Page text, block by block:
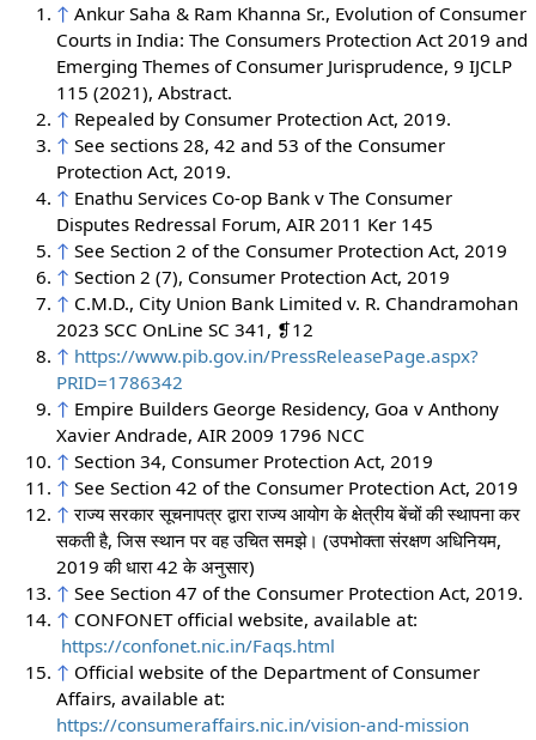
↑ Ankur Saha & Ram Khanna Sr., Evolution of Consumer
Courts in India: The Consumers Protection Act 2019 and
Emerging Themes of Consumer Jurisprudence, 9 IJCLP
115 (2021), Abstract.
↑ Repealed by Consumer Protection Act, 2019.
↑ See sections 28, 42 and 53 of the Consumer
Protection Act, 2019.
↑ Enathu Services Co-op Bank v The Consumer
Disputes Redressal Forum, AIR 2011 Ker 145
↑ See Section 2 of the Consumer Protection Act, 2019
↑ Section 2 (7), Consumer Protection Act, 2019
↑ C.M.D., City Union Bank Limited v. R. Chandramohan
2023 SCC OnLine SC 341, ❡12
↑ https://www.pib.gov.in/PressReleasePage.aspx?
PRID=1786342
↑ Empire Builders George Residency, Goa v Anthony
Xavier Andrade, AIR 2009 1796 NCC
↑ Section 34, Consumer Protection Act, 2019
↑ See Section 42 of the Consumer Protection Act, 2019
↑ राज्य सरकार सूचनापत्र द्वारा राज्य आयोग के क्षेत्रीय बेंचों की स्थापना कर
सकती है, जिस स्थान पर वह उचित समझे। (उपभोक्ता संरक्षण अधिनियम,
2019 की धारा 42 के अनुसार)
↑ See Section 47 of the Consumer Protection Act, 2019.
↑ CONFONET official website, available at:
https://confonet.nic.in/Faqs.html
↑ Official website of the Department of Consumer
Affairs, available at:
https://consumeraffairs.nic.in/vision-and-mission